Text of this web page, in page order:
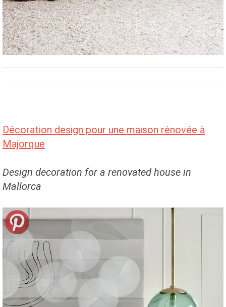
Décoration design pour une maison rénovée à
Majorque
Design decoration for a renovated house in
Mallorca